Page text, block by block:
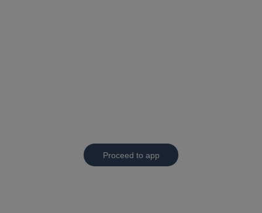
Proceed to app